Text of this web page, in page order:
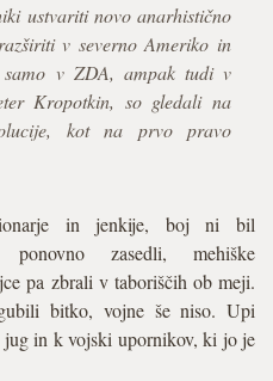
ustvariti novo anarhistično
v severno Ameriko in
v ZDA, ampak tudi v
Kropotkin, so gledali na
kot na prvo pravo
in jenkije, boj ni bil
zasedli, mehiške
pa zbrali v taboriščih ob meji.
bitko, vojne še niso. Upi
jug in k vojski upornikov, ki jo je